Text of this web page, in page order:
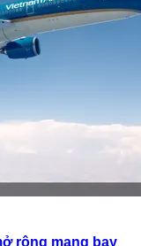
rộng mạng bay